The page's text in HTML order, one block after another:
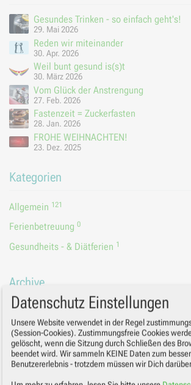
Gesundes Trinken - so einfach geht's!
29. Mai 2026
Reden wir miteinander
30. Apr. 2026
Weil bunt gesund is(s)t
30. März 2026
Vom Glück der Anstrengung
27. Feb. 2026
Fastenzeit = Zuckerfasten
28. Jan. 2026
FROHE WEIHNACHTEN!
23. Dez. 2025
Kategorien
Allgemein 121
Ferienbetreuung 0
Gesundheits - & Diätferien 1
Archive
2026
2025
2024
2023
2022
2021
Datenschutz Einstellungen
Unsere Website verwendet in der Regel
(Session-Cookies). Zustimmungsfreie Cookies
gelöscht, wenn die Sitzung durch Schließen des
beendet wird. Wir sammeln KEINE Daten zum
Benutzererlebnis - trotzdem müssen wir Dich